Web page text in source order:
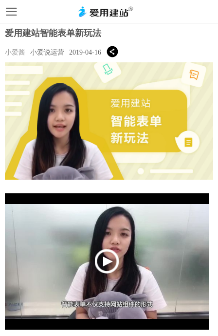
爱用建站智能表单新玩法
小爱酱 小爱说运营 2019-04-16